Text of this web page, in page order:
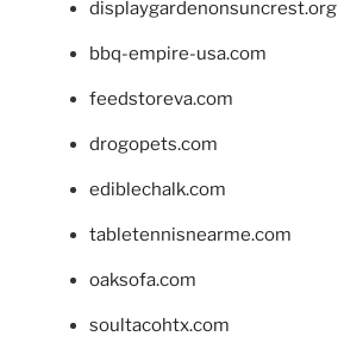
displaygardenonsuncrest.org
bbq-empire-usa.com
feedstoreva.com
drogopets.com
ediblechalk.com
tabletennisnearme.com
oaksofa.com
soultacohtx.com